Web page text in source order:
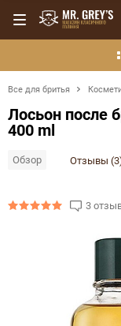
Все для бритья
Лосьон после
400 ml
Обзор Отзывы
3